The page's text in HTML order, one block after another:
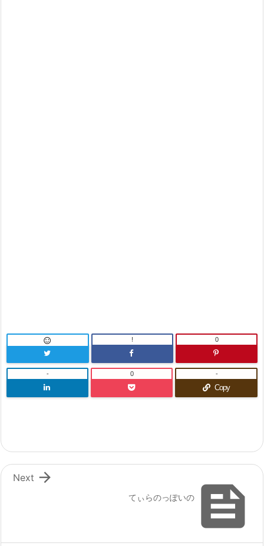
 ! 0
- 0
Copy
-

てぃらのっぽいの

Next